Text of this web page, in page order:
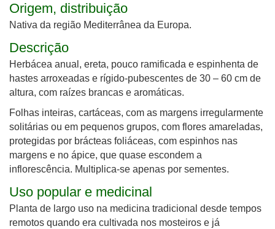
Origem, distribuição
Nativa da região Mediterrânea da Europa.
Descrição
Herbácea anual, ereta, pouco ramificada e espinhenta de
hastes arroxeadas e rígido-pubescentes de 30 – 60 cm de
altura, com raízes brancas e aromáticas.
Folhas inteiras, cartáceas, com as margens irregularmente
solitárias ou em pequenos grupos, com flores amareladas,
protegidas por brácteas foliáceas, com espinhos nas
margens e no ápice, que quase escondem a
inflorescência. Multiplica-se apenas por sementes.
Uso popular e medicinal
Planta de largo uso na medicina tradicional desde tempos
remotos quando era cultivada nos mosteiros e já